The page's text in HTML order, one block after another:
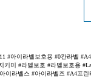
#아이라벨보호용 #0칸라벨
키미 #라벨보호 #라벨보호용
이라벨스 #아이라벨즈 #A4프